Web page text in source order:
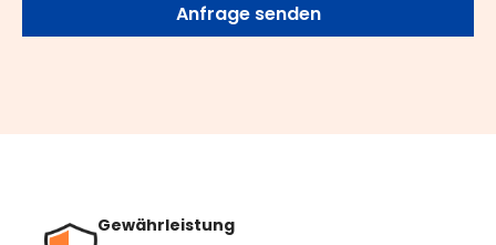
Anfrage senden
Gewährleistung